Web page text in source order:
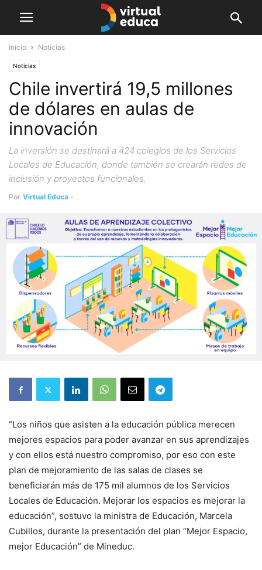
Inicio Noticias
Noticias
Chile invertirá 19,5 millones
de dólares en aulas de
innovación
La inversión se destinará a 424 colegios de los Servicios
Locales de Educación, donde también se crearán redes de
inclusión y proyectos funcionales.
Por Virtual Educa -
“Los niños que asisten a la educación pública merecen
mejores espacios para poder avanzar en sus aprendizajes
y con ellos está nuestro compromiso, por eso con este
plan de mejoramiento de las salas de clases se
beneficiarán más de 175 mil alumnos de los Servicios
Locales de Educación. Mejorar los espacios es mejorar la
educación”, sostuvo la ministra de Educación, Marcela
Cubillos, durante la presentación del plan “Mejor Espacio,
mejor Educación” de Mineduc.